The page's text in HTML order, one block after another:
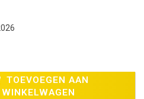
TOEVOEGEN AAN
WINKELWAGEN